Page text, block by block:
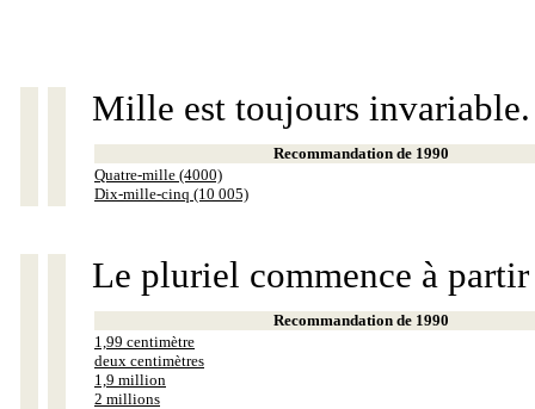
Mille est toujours invariable.
Recommandation de 1990
Quatre-mille (4000)
Dix-mille-cinq (10 005)
Le pluriel commence à
Recommandation de 1990
1,99 centimètre
deux centimètres
1,9 million
2 millions